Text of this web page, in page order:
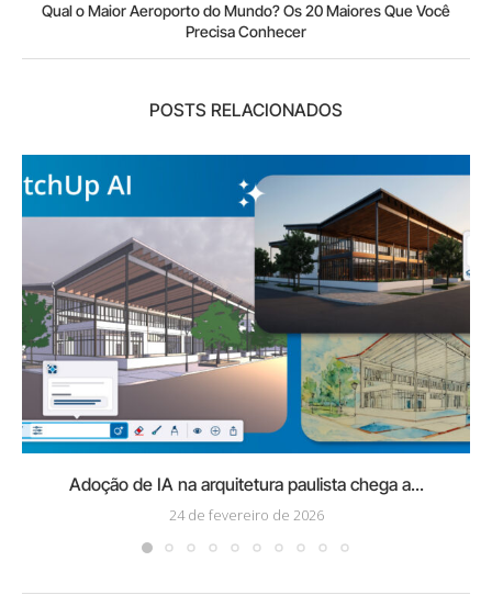
Qual o Maior Aeroporto do Mundo? Os 20 Maiores Que Você
Precisa Conhecer
POSTS RELACIONADOS
Adoção de IA na arquitetura paulista chega a...
24 de fevereiro de 2026